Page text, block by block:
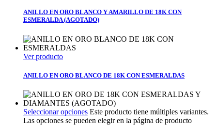
ANILLO EN ORO BLANCO Y AMARILLO DE 18K CON
ESMERALDA (AGOTADO)
Ver producto
ANILLO EN ORO BLANCO DE 18K CON ESMERALDAS
Seleccionar opciones Este producto tiene múltiples variantes.
Las opciones se pueden elegir en la página de producto